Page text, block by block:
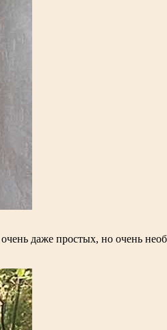
даже простых, но очень